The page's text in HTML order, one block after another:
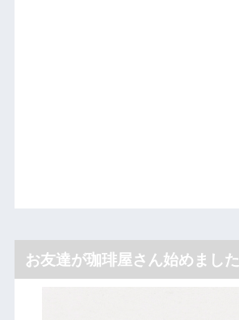
お友達が珈琲屋さん始めました